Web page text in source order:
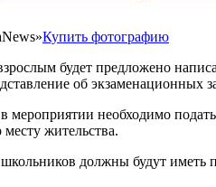
Купить фотографию
будет предложено
об экзаменационных
мероприятии необходимо
жительства.
должны будут иметь